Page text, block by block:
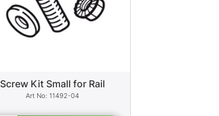
Screw Kit Small for Rail
11492-04